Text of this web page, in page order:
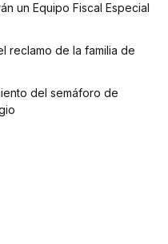
un Equipo Fiscal Especial
reclamo de la familia de
del semáforo de